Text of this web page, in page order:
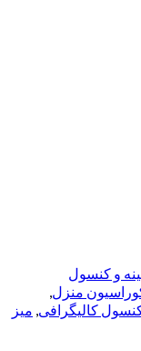
و کنسول
منزل,
کالیگرافی, میز